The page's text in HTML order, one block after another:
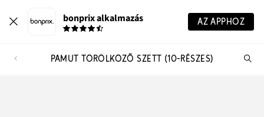
bonprix alkalmazás AZ APPHOZ
PAMUT TÖRÖLKÖZŐ SZETT (10-RÉSZES)